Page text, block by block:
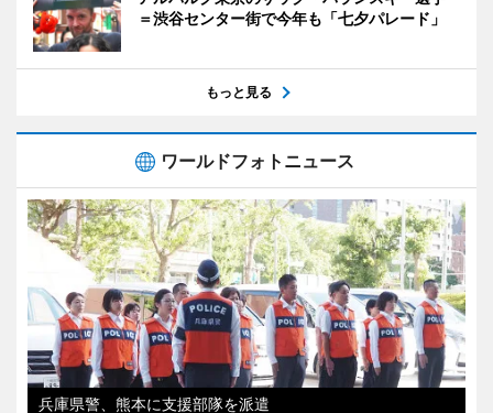
＝渋谷センター街で今年も「七夕パレード」
もっと見る
ワールドフォトニュース
兵庫県警、熊本に支援部隊を派遣